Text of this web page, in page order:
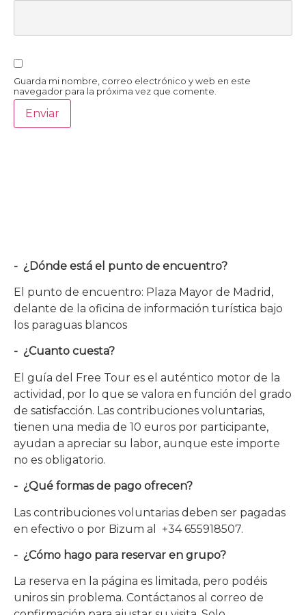
Guarda mi nombre, correo electrónico y web en este
navegador para la próxima vez que comente.
- ¿Dónde está el punto de encuentro?
El punto de encuentro: Plaza Mayor de Madrid,
delante de la oficina de información turística bajo
los paraguas blancos
- ¿Cuanto cuesta?
El guía del Free Tour es el auténtico motor de la
actividad, por lo que se valora en función del grado
de satisfacción. Las contribuciones voluntarias,
tienen una media de 10 euros por participante,
ayudan a apreciar su labor, aunque este importe
no es obligatorio.
- ¿Qué formas de pago ofrecen?
Las contribuciones voluntarias deben ser pagadas
en efectivo o por Bizum al
+34 655918507.
- ¿Cómo hago para reservar en grupo?
La reserva en la página es limitada, pero podéis
uniros sin problema. Contáctanos al correo de